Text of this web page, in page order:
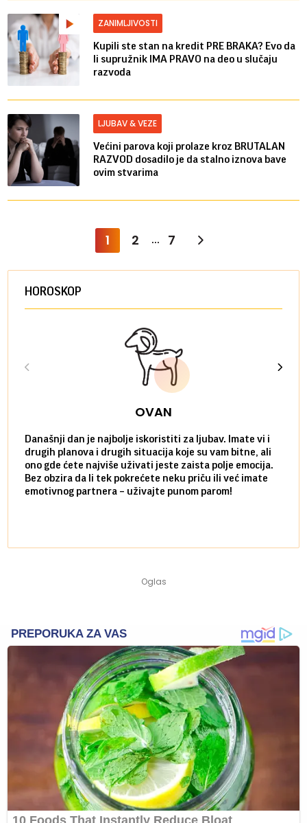
ZANIMLJIVOSTI
Kupili ste stan na kredit PRE BRAKA? Evo da
li supružnik IMA PRAVO na deo u slučaju
razvoda
LJUBAV & VEZE
Većini parova koji prolaze kroz BRUTALAN
RAZVOD dosadilo je da stalno iznova bave
ovim stvarima
1 2 ... 7
HOROSKOP
OVAN
Današnji dan je najbolje iskoristiti za ljubav. Imate vi i
drugih planova i drugih situacija koje su vam bitne, ali
ono gde ćete najviše uživati jeste zaista polje emocija.
Bez obzira da li tek pokrećete neku priču ili već imate
emotivnog partnera – uživajte punom parom!